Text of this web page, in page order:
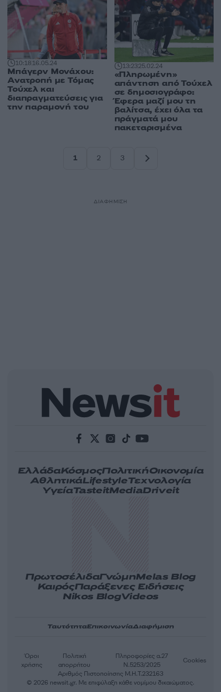
10:1816.05.24
Μπάγερν Μονάχου:
Ανατροπή με Τόμας
Τούχελ και
διαπραγματεύσεις για
την παραμονή του
13:2325.02.24
«Πληρωμένη»
απάντηση από Τούχελ
σε δημοσιογράφο:
Έφερα μαζί μου τη
βαλίτσα, έχει όλα τα
πράγματά μου
πακεταρισμένα
1
2
3
ΔΙΑΦΗΜΙΣΗ
ΕλλάδαΚόσμοςΠολιτικήΟικονομία
ΑθλητικάLifestyleΤεχνολογία
ΥγείαTasteitMediaDriveit
ΠρωτοσέλιδαΓνώμηMelas Blog
ΚαιρόςΠαράξενες Ειδήσεις
Nikos BlogVideos
ΤαυτότηταΕπικοινωνίαΔιαφήμιση
Αριθμός Πιστοποίησης Μ.Η.Τ.232163
Όροι
χρήσης
Πολιτική
απορρήτου
Πληροφορίες α.27
Ν.5253/2025
Cookies
© 2026 newsit.gr. Με επιφύλαξη κάθε νομίμου δικαιώματος.